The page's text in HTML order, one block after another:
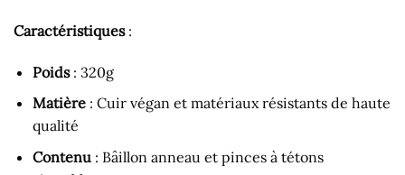
Caractéristiques:
Poids: 320g
Matière: Cuir végan et matériaux résistants de haute
qualité
Contenu: Bâillon anneau et pinces à tétons